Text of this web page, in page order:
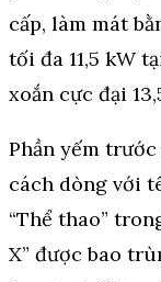
Phần yếm
cách dòng với
“Thể thao”
X” được bao